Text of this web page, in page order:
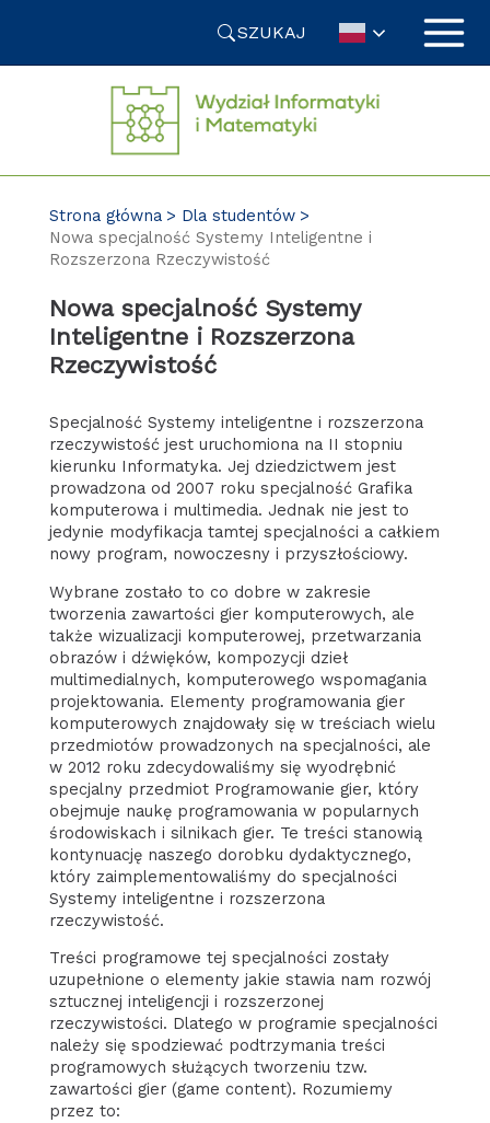
SZUKAJ
Strona główna
Dla studentów
Nowa specjalność Systemy Inteligentne i
Rozszerzona Rzeczywistość
Nowa specjalność Systemy
Inteligentne i Rozszerzona
Rzeczywistość
Specjalność Systemy inteligentne i rozszerzona
rzeczywistość jest uruchomiona na II stopniu
kierunku Informatyka. Jej dziedzictwem jest
prowadzona od 2007 roku specjalność Grafika
komputerowa i multimedia. Jednak nie jest to
jedynie modyfikacja tamtej specjalności a całkiem
nowy program, nowoczesny i przyszłościowy.
Wybrane zostało to co dobre w zakresie
tworzenia zawartości gier komputerowych, ale
także wizualizacji komputerowej, przetwarzania
obrazów i dźwięków, kompozycji dzieł
multimedialnych, komputerowego wspomagania
projektowania. Elementy programowania gier
komputerowych znajdowały się w treściach wielu
przedmiotów prowadzonych na specjalności, ale
w 2012 roku zdecydowaliśmy się wyodrębnić
specjalny przedmiot Programowanie gier, który
obejmuje naukę programowania w popularnych
środowiskach i silnikach gier. Te treści stanowią
kontynuację naszego dorobku dydaktycznego,
który zaimplementowaliśmy do specjalności
Systemy inteligentne i rozszerzona
rzeczywistość.
Treści programowe tej specjalności zostały
uzupełnione o elementy jakie stawia nam rozwój
sztucznej inteligencji i rozszerzonej
rzeczywistości. Dlatego w programie specjalności
należy się spodziewać podtrzymania treści
programowych służących tworzeniu tzw.
zawartości gier (game content). Rozumiemy
przez to: